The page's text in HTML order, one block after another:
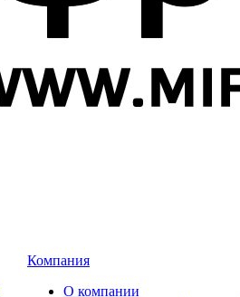
Компания
О компании